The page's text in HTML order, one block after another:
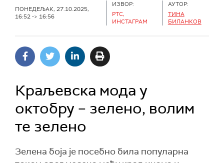
ПОНЕДЕЉАК, 27.10.2025,
16:52 -> 16:56
ИЗВОР:
РТС,
ИНСТАГРАМ
АУТОР:
ТИНА
БИЛАНКОВ
Краљевска мода у
октобру – зелено, волим
те зелено
Зелена боја је посебно била популарна